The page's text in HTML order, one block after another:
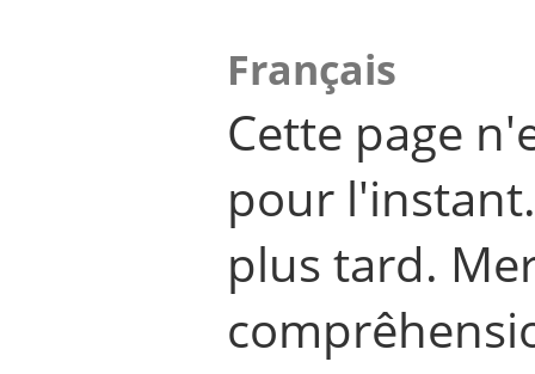
Français
Cette page
pour
plus tard.